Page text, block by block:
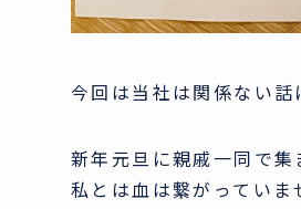
今回は当社は関係ない話
新年元旦に親戚一同で集
私とは血は繋がっていま